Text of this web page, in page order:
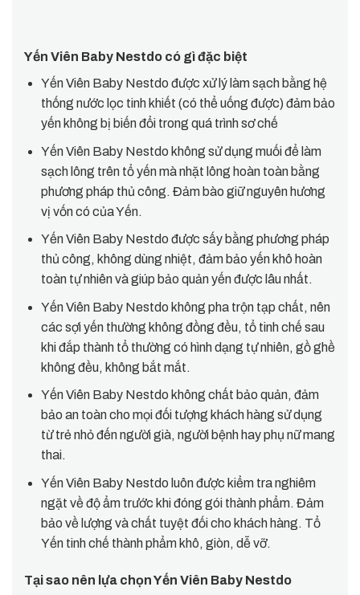
Yến Viên Baby Nestdo có gì đặc biệt
Yến Viên Baby Nestdo được xử lý làm sạch bằng hệ
thống nước lọc tinh khiết (có thể uống được) đảm bảo
yến không bị biến đổi trong quá trình sơ chế
Yến Viên Baby Nestdo không sử dụng muối để làm
sạch lông trên tổ yến mà nhặt lông hoàn toàn bằng
phương pháp thủ công. Đảm bào giữ nguyên hương
vị vốn có của Yến.
Yến Viên Baby Nestdo được sấy bằng phương pháp
thủ công, không dùng nhiệt, đảm bảo yến khô hoàn
toàn tự nhiên và giúp bảo quản yến được lâu nhất.
Yến Viên Baby Nestdo không pha trộn tạp chất, nên
các sợi yến thường không đồng đều, tổ tinh chế sau
khi đắp thành tổ thường có hình dạng tự nhiên, gồ ghề
không đều, không bắt mắt.
Yến Viên Baby Nestdo không chất bảo quản, đảm
bảo an toàn cho mọi đối tượng khách hàng sử dụng
từ trẻ nhỏ đến người già, người bệnh hay phụ nữ mang
thai.
Yến Viên Baby Nestdo luôn được kiểm tra nghiêm
ngặt về độ ẩm trước khi đóng gói thành phẩm. Đảm
bảo về lượng và chất tuyệt đối cho khách hàng. Tổ
Yến tinh chế thành phẩm khô, giòn, dễ vỡ.
Tại sao nên lựa chọn Yến Viên Baby Nestdo